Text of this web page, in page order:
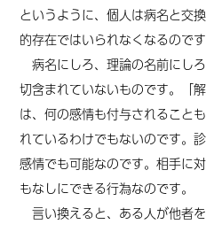
というように、個人は病名と交
的存在ではいられなくなるのです
病名にしろ、理論の名前にし
切含まれていないものです。「
は、何の感情も付与されること
れているわけでもないのです。
感情でも可能なのです。相手に
もなしにできる行為なのです。
言い換えると、ある人が他者